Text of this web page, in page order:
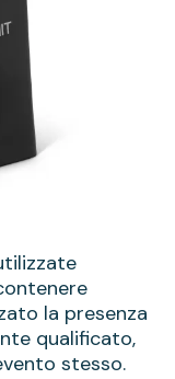
la presenza
qualificato,
stesso.